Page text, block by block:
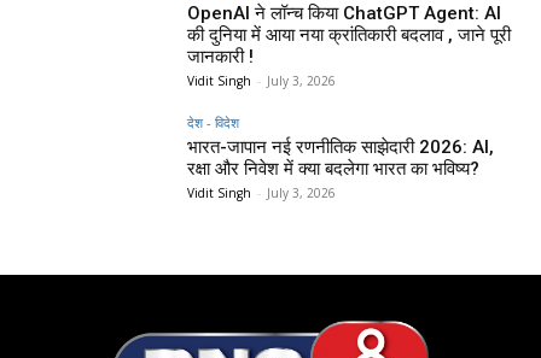
OpenAI ने लॉन्च किया ChatGPT Agent: AI
की दुनिया में आया नया क्रांतिकारी बदलाव , जाने पूरी
जानकारी !
Vidit Singh - July 3, 2026
देश - विदेश
भारत-जापान नई रणनीतिक साझेदारी 2026: AI,
रक्षा और निवेश में क्या बदलेगा भारत का भविष्य?
Vidit Singh - July 3, 2026